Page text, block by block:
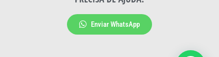
Enviar WhatsApp